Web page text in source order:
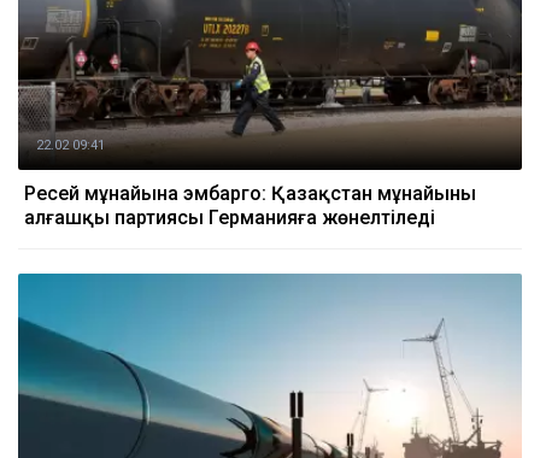
22.02 09:41
Ресей мұнайына эмбарго: Қазақстан мұнайының
алғашқы партиясы Германияға жөнелтіледі